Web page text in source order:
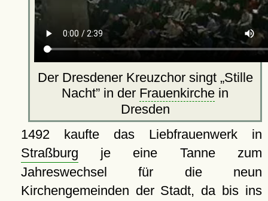
Der Dresdener Kreuzchor singt Stille
Nacht in der Frauenkirche in
Dresden
1492 kaufte das Liebfrauenwerk in
Straßburg je eine Tanne zum
Jahreswechsel für die neun
Kirchengemeinden der Stadt, da bis ins